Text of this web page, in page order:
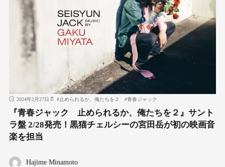
2024年2月27日 #止められるか、俺たちを２ #青春ジャック
『青春ジャック 止められるか、俺たちを２』サント
ラ盤 2/28発売！黒猫チェルシーの宮田岳が初の映画音
楽を担当
Hajime Minamoto